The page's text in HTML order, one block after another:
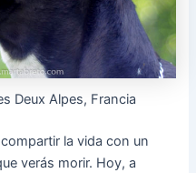
Deux Alpes, Francia
la vida con un
verás morir. Hoy, a